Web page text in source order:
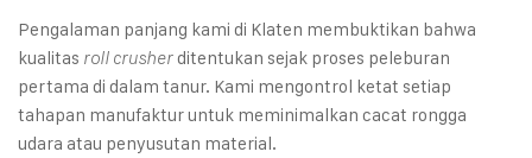
Pengalaman panjang kami di Klaten membuktikan bahwa
kualitas roll crusherditentukan sejak proses peleburan
pertama di dalam tanur. Kami mengontrol ketat setiap
tahapan manufaktur untuk meminimalkan cacat rongga
udara atau penyusutan material.